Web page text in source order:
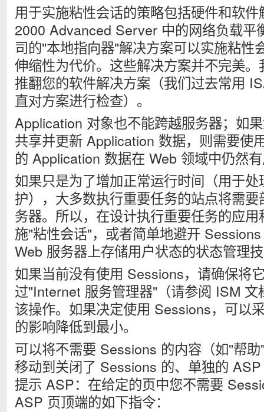
用于实施粘性会话的策略包括硬件和软
2000 Advanced Server 中的网络负载平
司的"本地指向器"解决方案可以实施粘性
伸缩性为代价。这些解决方案并不完美
推翻您的软件解决方案（我们过去常用
直对方案进行检查）。
Application 对象也不能跨越服务器；如
共享并更新 Application 数据，则需要使
的 Application 数据在 Web 领域中仍然
如果只是为了增加正常运行时间（用于
护），大多数执行重要任务的站点将需
务器。所以，在设计执行重要任务的应
施"粘性会话"，或者简单地避开
Web 服务器上存储用户状态的状态管理
如果当前没有使用 Sessions，请确保将
过"Internet 服务管理器"（请参阅 ISM 文
该操作。如果决定使用 Sessions，可以
的影响降低到最小。
可以将不需要 Sessions 的内容（如"帮
移动到关闭了 Sessions 的、单独的
提示 ASP：在给定的页中您不需要
ASP 页顶端的如下指令：